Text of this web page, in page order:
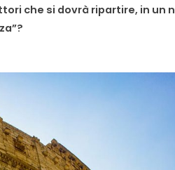
che si dovrà ripartire, in un